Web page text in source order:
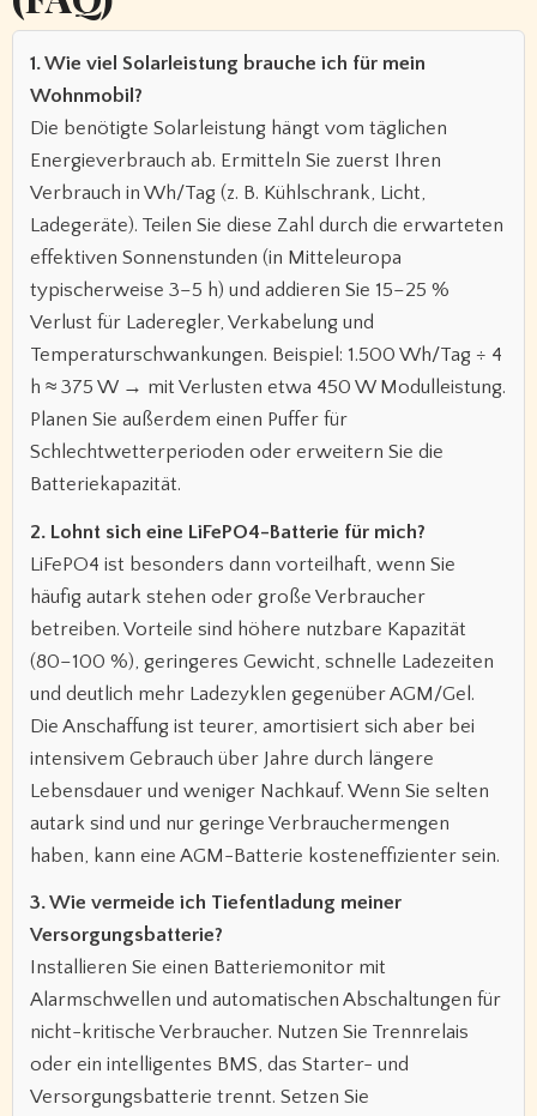
1. Wie viel Solarleistung brauche ich für mein
Wohnmobil?
Die benötigte Solarleistung hängt vom täglichen
Energieverbrauch ab. Ermitteln Sie zuerst Ihren
Verbrauch in Wh/Tag (z. B. Kühlschrank, Licht,
Ladegeräte). Teilen Sie diese Zahl durch die erwarteten
effektiven Sonnenstunden (in Mitteleuropa
typischerweise 3–5 h) und addieren Sie 15–25 %
Verlust für Laderegler, Verkabelung und
Temperaturschwankungen. Beispiel: 1.500 Wh/Tag ÷ 4
h ≈ 375 W → mit Verlusten etwa 450 W Modulleistung.
Planen Sie außerdem einen Puffer für
Schlechtwetterperioden oder erweitern Sie die
Batteriekapazität.
2. Lohnt sich eine LiFePO4-Batterie für mich?
LiFePO4 ist besonders dann vorteilhaft, wenn Sie
häufig autark stehen oder große Verbraucher
betreiben. Vorteile sind höhere nutzbare Kapazität
(80–100 %), geringeres Gewicht, schnelle Ladezeiten
und deutlich mehr Ladezyklen gegenüber AGM/Gel.
Die Anschaffung ist teurer, amortisiert sich aber bei
intensivem Gebrauch über Jahre durch längere
Lebensdauer und weniger Nachkauf. Wenn Sie selten
autark sind und nur geringe Verbrauchermengen
haben, kann eine AGM-Batterie kosteneffizienter sein.
3. Wie vermeide ich Tiefentladung meiner
Versorgungsbatterie?
Installieren Sie einen Batteriemonitor mit
Alarmschwellen und automatischen Abschaltungen für
nicht-kritische Verbraucher. Nutzen Sie Trennrelais
oder ein intelligentes BMS, das Starter- und
Versorgungsbatterie trennt. Setzen Sie